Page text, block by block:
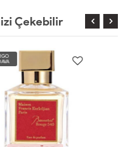
Çekebilir
YENİ